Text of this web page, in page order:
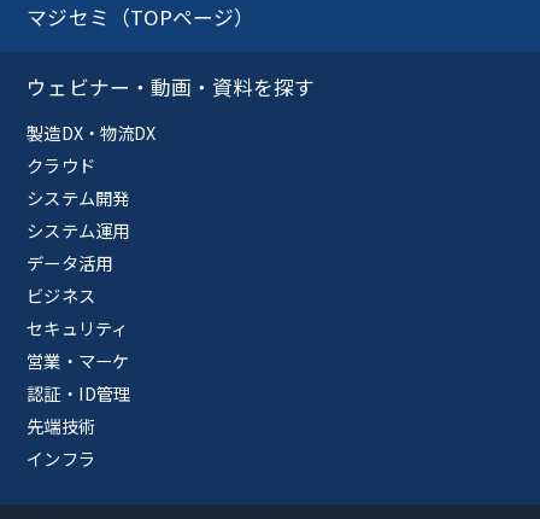
マジセミ（TOPページ）
ウェビナー・動画・資料を探す
製造DX・物流DX
クラウド
システム開発
システム運用
データ活用
ビジネス
セキュリティ
営業・マーケ
認証・ID管理
先端技術
インフラ